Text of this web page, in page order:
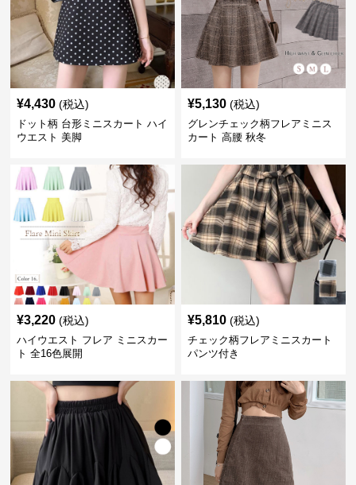
¥4,430 (税込)
ドット柄 台形ミニスカート ハイ
ウエスト 美脚
¥5,130 (税込)
グレンチェック柄フレアミニス
カート 高腰 秋冬
¥3,220 (税込)
ハイウエスト フレア ミニスカー
ト 全16色展開
¥5,810 (税込)
チェック柄フレアミニスカート
パンツ付き